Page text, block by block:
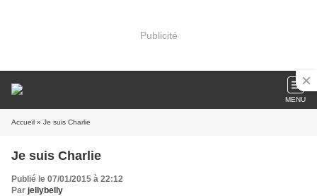
Publicité
MENU
Accueil » Je suis Charlie
Je suis Charlie
Publié le 07/01/2015 à 22:12
Par jellybelly